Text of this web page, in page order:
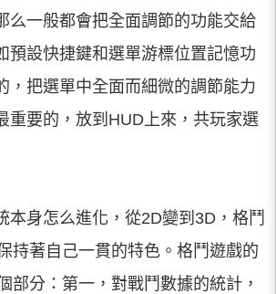
么一般都會把全面調節的功能交給
預設快捷鍵和選單游標位置記憶功
，把選單中全面而細微的調節能力
重要的，放到HUD上來，共玩家選
本身怎么進化，從2D變到3D，格鬥
持著自己一貫的特色。格鬥遊戲的
部分：第一，對戰鬥數據的統計，